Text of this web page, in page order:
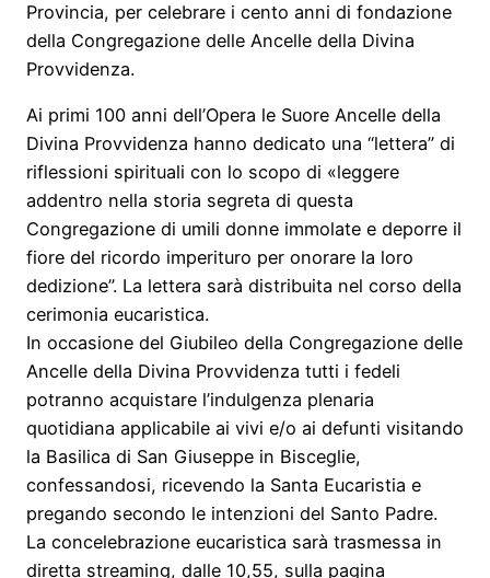
Provincia, per celebrare i cento anni di fondazione
della Congregazione delle Ancelle della Divina
Provvidenza.
Ai primi 100 anni dell’Opera le Suore Ancelle della
Divina Provvidenza hanno dedicato una “lettera” di
riflessioni spirituali con lo scopo di «leggere
addentro nella storia segreta di questa
Congregazione di umili donne immolate e deporre il
fiore del ricordo imperituro per onorare la loro
dedizione”. La lettera sarà distribuita nel corso della
cerimonia eucaristica.
In occasione del Giubileo della Congregazione delle
Ancelle della Divina Provvidenza tutti i fedeli
potranno acquistare l’indulgenza plenaria
quotidiana applicabile ai vivi e/o ai defunti visitando
la Basilica di San Giuseppe in Bisceglie,
confessandosi, ricevendo la Santa Eucaristia e
pregando secondo le intenzioni del Santo Padre.
La concelebrazione eucaristica sarà trasmessa in
diretta streaming, dalle 10,55, sulla pagina